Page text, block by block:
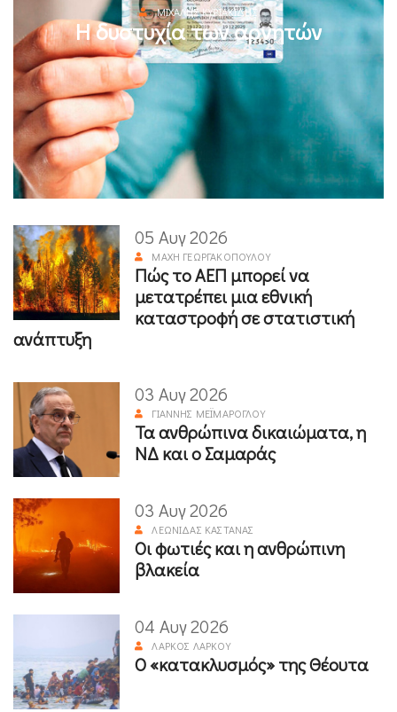
ΜΙΧΆΛΗΣ ΚΥΡΙΑΚΊΔΗΣ
Η δυστυχία των αρνητών
05 Αυγ 2026
ΜΆΧΗ ΓΕΩΡΓΑΚΟΠΟΎΛΟΥ
Πώς το ΑΕΠ μπορεί να
μετατρέπει μια εθνική
καταστροφή σε στατιστική
ανάπτυξη
03 Αυγ 2026
ΓΙΆΝΝΗΣ ΜΕΪΜΆΡΟΓΛΟΥ
Τα ανθρώπινα δικαιώματα, η
ΝΔ και ο Σαμαράς
03 Αυγ 2026
ΛΕΩΝΊΔΑΣ ΚΑΣΤΑΝΆΣ
Οι φωτιές και η ανθρώπινη
βλακεία
04 Αυγ 2026
ΛΆΡΚΟΣ ΛΆΡΚΟΥ
Ο «κατακλυσμός» της Θέουτα